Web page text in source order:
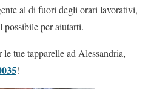
al di fuori degli orari lavorativi,
possibile per aiutarti.
le tue tapparelle ad Alessandria,
!